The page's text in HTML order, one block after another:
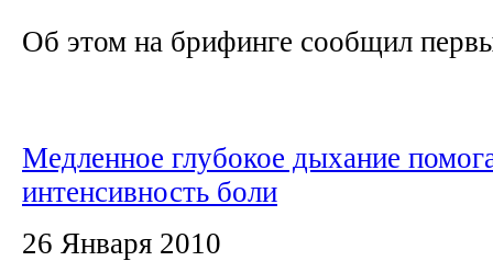
Об этом на брифинге сообщил
Медленное глубокое дыхание
интенсивность боли
26 Января 2010